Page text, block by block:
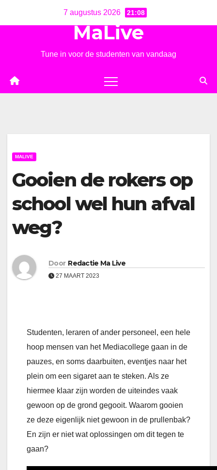
7 augustus 2026 21:08
MaLive
Tune in voor de studenten van vandaag
MALIVE
Gooien de rokers op
school wel hun afval
weg?
Door Redactie Ma Live
27 MAART 2023
Studenten, leraren of ander personeel, een hele
hoop mensen van het Mediacollege gaan in de
pauzes, en soms daarbuiten, eventjes naar het
plein om een sigaret aan te steken. Als ze
hiermee klaar zijn worden de uiteindes vaak
gewoon op de grond gegooit. Waarom gooien
ze deze eigenlijk niet gewoon in de prullenbak?
En zijn er niet wat oplossingen om dit tegen te
gaan?